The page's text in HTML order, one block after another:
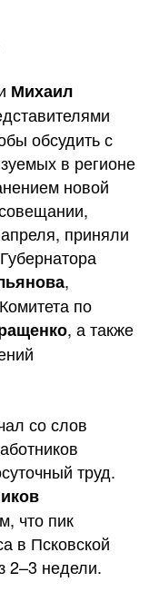
Михаил
обсудить с
в регионе
новой
приняли
Губернатора
,
по
, а также
со слов
труд.
что пик
в Псковской
2–3 недели.